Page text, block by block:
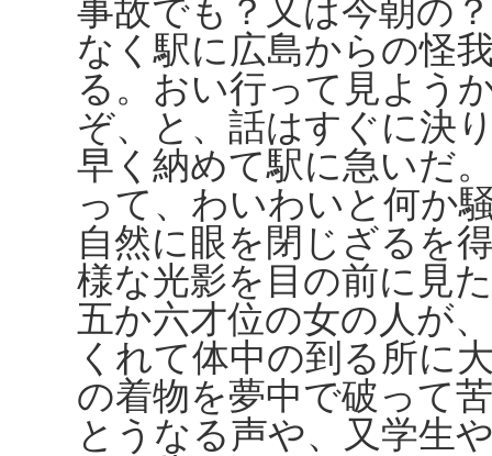
事故でも？又は今朝の
なく駅に広島からの怪
る。おい行って見よう
ぞ、と、話はすぐに決
早く納めて駅に急いだ
って、わいわいと何か
自然に眼を閉じざるを
様な光影を目の前に見
五か六才位の女の人が
くれて体中の到る所に
の着物を夢中で破って
とうなる声や、又学生